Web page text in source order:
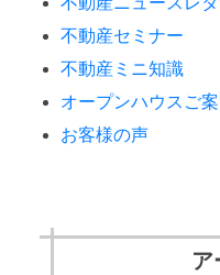
不動産セミナー
不動産ミニ知識
オープンハウスご
お客様の声
ア